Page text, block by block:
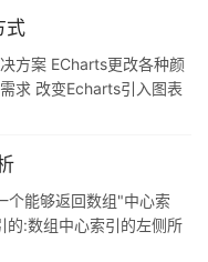
式
方案 ECharts更改各种颜
求 改变Echarts引入图表
个能够返回数组"中心索
的:数组中心索引的左侧所